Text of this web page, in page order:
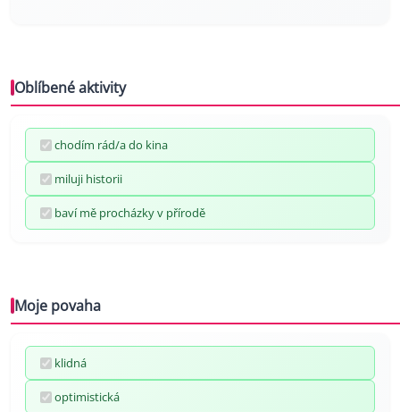
Oblíbené aktivity
chodím rád/a do kina
miluji historii
baví mě procházky v přírodě
Moje povaha
klidná
optimistická